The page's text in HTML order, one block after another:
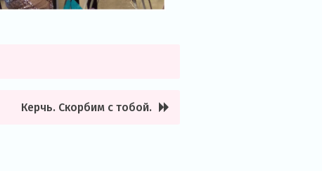
Керчь. Скорбим с тобой.